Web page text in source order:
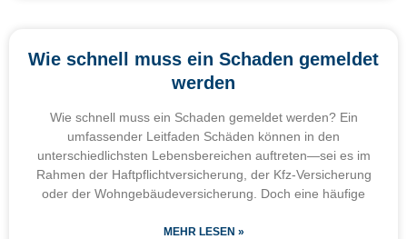
Wie schnell muss ein Schaden gemeldet
werden
Wie schnell muss ein Schaden gemeldet werden? Ein
umfassender Leitfaden Schäden können in den
unterschiedlichsten Lebensbereichen auftreten—sei es im
Rahmen der Haftpflichtversicherung, der Kfz-Versicherung
oder der Wohngebäudeversicherung. Doch eine häufige
MEHR LESEN »